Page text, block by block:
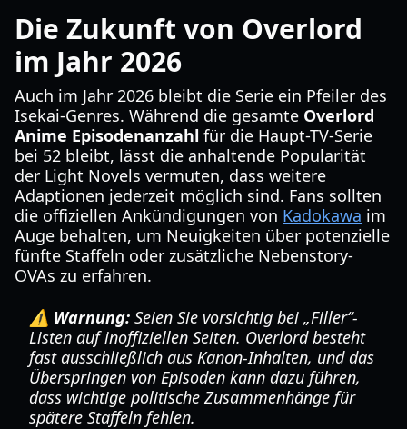
Die Zukunft von Overlord
im Jahr 2026
Auch im Jahr 2026 bleibt die Serie ein Pfeiler des
Isekai-Genres. Während die gesamte Overlord
Anime Episodenanzahl für die Haupt-TV-Serie
bei 52 bleibt, lässt die anhaltende Popularität
der Light Novels vermuten, dass weitere
Adaptionen jederzeit möglich sind. Fans sollten
die offiziellen Ankündigungen von Kadokawa im
Auge behalten, um Neuigkeiten über potenzielle
fünfte Staffeln oder zusätzliche Nebenstory-
OVAs zu erfahren.
⚠️ Warnung: Seien Sie vorsichtig bei „Filler“-
Listen auf inoffiziellen Seiten. Overlord besteht
fast ausschließlich aus Kanon-Inhalten, und das
Überspringen von Episoden kann dazu führen,
dass wichtige politische Zusammenhänge für
spätere Staffeln fehlen.